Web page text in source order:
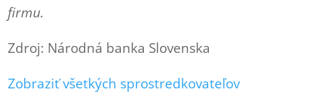
firmu.
Zdroj: Národná banka Slovenska
Zobraziť všetkých sprostredkovateľov